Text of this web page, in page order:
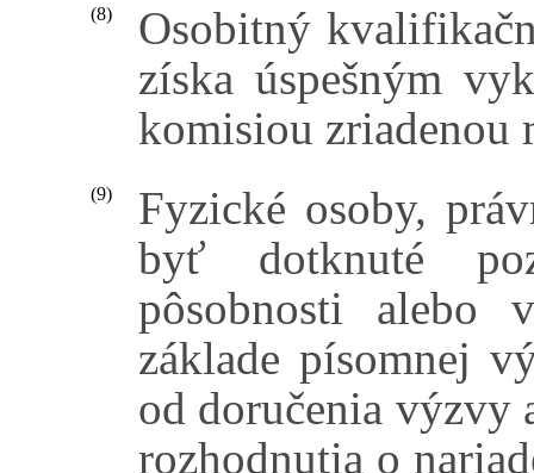
(8)
Osobitný
získa úspešným
komisiou zriadenou
(9)
Fyzické osoby,
byť dotknuté
pôsobnosti alebo
základe písomnej
od doručenia výzvy
rozhodnutia o